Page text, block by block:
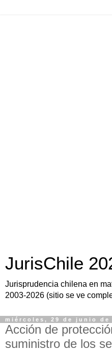
JurisChile
Jurisprudencia chilena en
2003-2026 (sitio se ve
miércoles, 29 de junio de
Acción de
suministro de los